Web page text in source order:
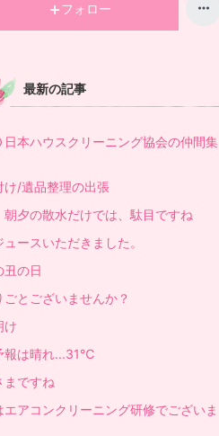
フォロー
最新の記事
日本ハウスクリーニング協会の仲間集
け/遺品整理の出張
夕の散水だけでは、駄目ですね
ースいただきました。
丑の日
ごとございませんか？
け
報は晴れ...31℃
まですね
エアコンクリーニング研修でございま